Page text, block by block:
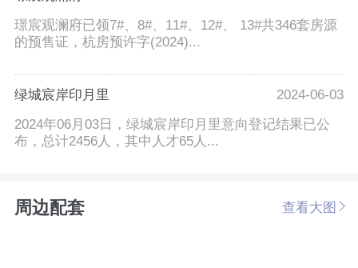
璟宸观澜府已领7#、8#、11#、12#、 13#共346套房源
的预售证，杭房预许字(2024)...
绿城宸岸印月里
2024-06-03
2024年06月03日，绿城宸岸印月里意向登记结果已公
布，总计2456人，其中人才65人...
周边配套 查看大图